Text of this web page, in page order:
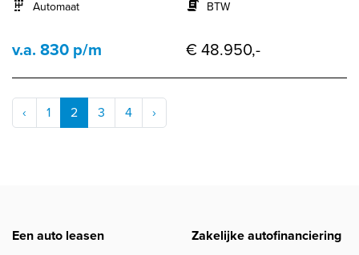
Automaat
BTW
v.a. 830 p/m € 48.950,-
‹ 1 2 3 4 ›
Een auto leasen Zakelijke autofinanciering